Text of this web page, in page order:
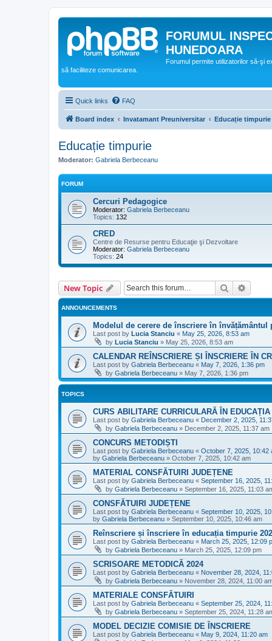
FORUMUL
HUNEDOARA
Forumul permite utilizatorilor să-şi
să faciliteze comunicarea.
Quick links FAQ
Board index Invatamant Preuniversitar Educație timpurie
Educație timpurie
Moderator: Gabriela Berbeceanu
FORUM
Cercuri Pedagogice
Moderator: Gabriela Berbeceanu
Topics: 132
CRED
Centre de Resurse pentru Educaţie şi Dezvoltare
Moderator: Gabriela Berbeceanu
Topics: 24
New Topic Search
ANNOUNCEMENTS
Modelul de cerere de înscriere în învățământul
Last post by Lucia Stanciu « May 25, 2026, 8:53 am
by Lucia Stanciu » May 25, 2026, 8:53 am
CALENDAR REÎNSCRIERE ȘI ÎNSCRIERE ÎN
Last post by Gabriela Berbeceanu « May 7, 2026, 1:36 pm
by Gabriela Berbeceanu » May 7, 2026, 1:36 pm
TOPICS
CURS ABILITARE CURRICULARĂ ÎN
Last post by Gabriela Berbeceanu « December 2, 2025,
by Gabriela Berbeceanu » December 2, 2025, 11:37 am
CONCURS METODIȘTI
Last post by Gabriela Berbeceanu « October 7, 2025, 10:42
by Gabriela Berbeceanu » October 7, 2025, 10:42 am
MATERIAL CONSFĂTUIRI JUDEȚENE
Last post by Gabriela Berbeceanu « September 16, 2025,
by Gabriela Berbeceanu » September 16, 2025, 11:03
CONSFĂTUIRI JUDEȚENE
Last post by Gabriela Berbeceanu « September 10, 2025,
by Gabriela Berbeceanu » September 10, 2025, 10:46 am
Reînscriere și înscriere în educația timpurie
Last post by Gabriela Berbeceanu « March 25, 2025, 12:09
by Gabriela Berbeceanu » March 25, 2025, 12:09 pm
SCRISOARE METODICĂ 2024
Last post by Gabriela Berbeceanu « November 28, 2024,
by Gabriela Berbeceanu » November 28, 2024, 11:00
MATERIALE CONSFĂTUIRI
Last post by Gabriela Berbeceanu « September 25, 2024,
by Gabriela Berbeceanu » September 25, 2024, 11:28
MODEL DECIZIE COMISIE DE ÎNSCRIERE
Last post by Gabriela Berbeceanu « May 9, 2024, 11:20 am